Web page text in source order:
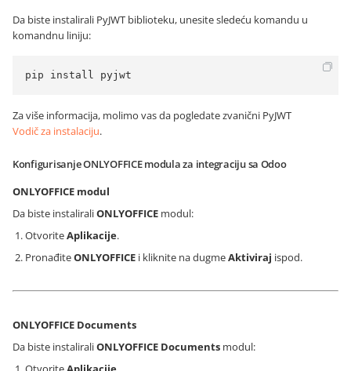
Da biste instalirali PyJWT biblioteku, unesite sledeću komandu u
komandnu liniju:
pip install pyjwt
Za više informacija, molimo vas da pogledate zvanični PyJWT
Vodič za instalaciju.
Konfigurisanje ONLYOFFICE modula za integraciju sa Odoo
ONLYOFFICE modul
Da biste instaliraliONLYOFFICE modul:
OtvoriteAplikacije.
PronađiteONLYOFFICE i kliknite na dugmeAktiviraj ispod.
ONLYOFFICE Documents
Da biste instaliraliONLYOFFICE Documents modul: